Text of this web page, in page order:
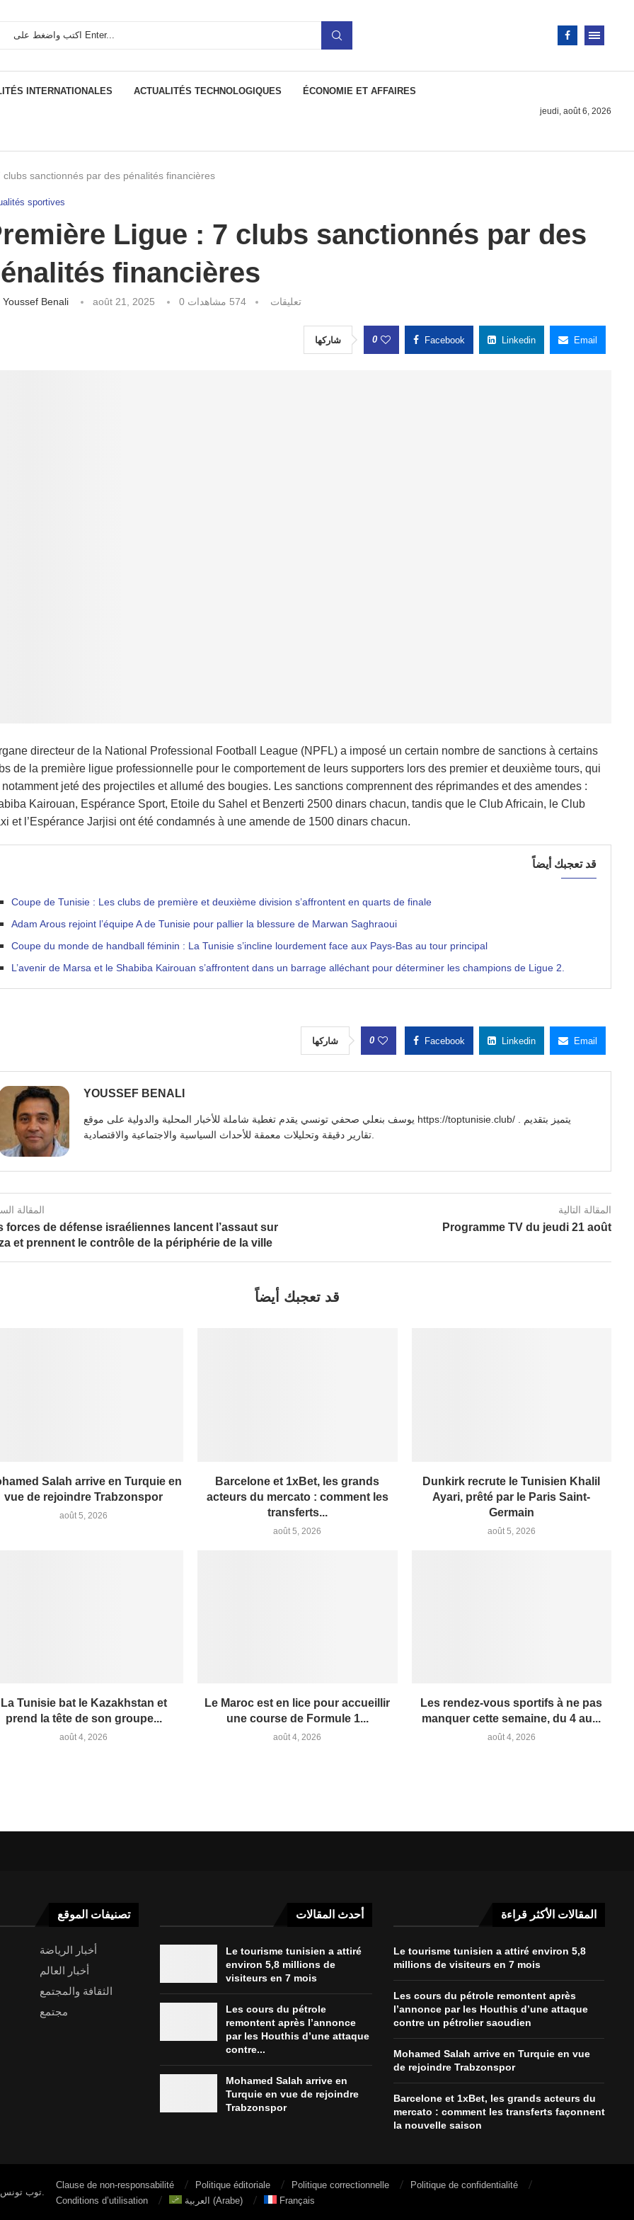
INTERNATIONALES ACTUALITÉS TECHNOLOGIQUES ÉCONOMIE ET AFFAIRES
jeudi, août 6, 2026
sanctionnés par des pénalités financières
sportives
Ligue : 7 clubs sanctionnés par des
financières
Youssef Benali août 21, 2025 0 تعليقات 574 مشاهدات
شاركها 0 Facebook Linkedin Email
directeur de la National Professional Football League (NPFL) a imposé un certain nombre de sanctions à certains
de la première ligue professionnelle pour le comportement de leurs supporters lors des premier et deuxième tours, qui
notamment jeté des projectiles et allumé des bougies. Les sanctions comprennent des réprimandes et des amendes :
Kairouan, Espérance Sport, Etoile du Sahel et Benzerti 2500 dinars chacun, tandis que le Club Africain, le Club
et l’Espérance Jarjisi ont été condamnés à une amende de 1500 dinars chacun.
قد تعجبك أيضاً
Coupe de Tunisie : Les clubs de première et deuxième division s’affrontent en quarts de finale
Adam Arous rejoint l’équipe A de Tunisie pour pallier la blessure de Marwan Saghraoui
Coupe du monde de handball féminin : La Tunisie s’incline lourdement face aux Pays-Bas au tour principal
L’avenir de Marsa et le Shabiba Kairouan s’affrontent dans un barrage alléchant pour déterminer les champions de Ligue 2.
شاركها 0 Facebook Linkedin Email
YOUSSEF BENALI
يوسف بنعلي صحفي تونسي يقدم تغطية شاملة للأخبار المحلية والدولية على موقع https://toptunisie.club/ . يتميز بتقديم
تقارير دقيقة وتحليلات معمقة للأحداث السياسية والاجتماعية والاقتصادية.
المقالة
forces de défense israéliennes lancent l’assaut sur
et prennent le contrôle de la périphérie de la ville
المقالة التالية
Programme TV du jeudi 21 août
قد تعجبك أيضاً
Salah arrive en Turquie en
vue de rejoindre Trabzonspor
août 5, 2026
Barcelone et 1xBet, les grands
acteurs du mercato : comment les
transferts...
août 5, 2026
Dunkirk recrute le Tunisien Khalil
Ayari, prêté par le Paris Saint-
Germain
août 5, 2026
La Tunisie bat le Kazakhstan et
prend la tête de son groupe...
août 4, 2026
Le Maroc est en lice pour accueillir
une course de Formule 1...
août 4, 2026
Les rendez-vous sportifs à ne pas
manquer cette semaine, du 4 au...
août 4, 2026
تصنيفات الموقع
أخبار الرياضة
أخبار العالم
الثقافة والمجتمع
مجتمع
أحدث المقالات
Le tourisme tunisien a attiré
environ 5,8 millions de
visiteurs en 7 mois
Les cours du pétrole
remontent après l’annonce
par les Houthis d’une attaque
contre...
Mohamed Salah arrive en
Turquie en vue de rejoindre
Trabzonspor
المقالات الأكثر قراءة
Le tourisme tunisien a attiré environ 5,8
millions de visiteurs en 7 mois
Les cours du pétrole remontent après
l’annonce par les Houthis d’une attaque
contre un pétrolier saoudien
Mohamed Salah arrive en Turquie en vue
de rejoindre Trabzonspor
Barcelone et 1xBet, les grands acteurs du
mercato : comment les transferts façonnent
la nouvelle saison
© 2026 توب تونس. جميع الحقوق محفوظة.
Clause de non-responsabilité Politique éditoriale Politique correctionnelle
Politique de confidentialité
Conditions d’utilisation
العربية (Arabe) Français